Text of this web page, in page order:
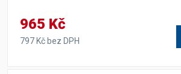
965 Kč
797 Kč bez DPH